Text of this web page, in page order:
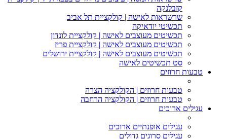
קזבלנקה
שרשראות לאישה | קולקציית תל אביב
תכשיטי יודאיקה
תכשיטים מעוצבים לאישה | קולקציית לונדון
תכשיטים מעוצבים לאישה | קולקציית פריז
תכשיטים מעוצבים לאישה | קולקציית ירושלים
סט תכשיטים לאישה
טבעות חרוזים
טבעות חרוזים | הקולקציה הצרה
טבעות חרוזים | הקולקציה הרחבה
עגילים ארוכים
עגילים אופנתיים ארוכים
עגילים סרוגים גדולים